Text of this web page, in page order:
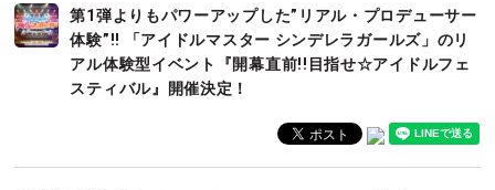
第1弾よりもパワーアップした”リアル・プロデューサー
体験”!! 「アイドルマスター シンデレラガールズ」のリ
アル体験型イベント『開幕直前!!目指せ☆アイドルフェ
スティバル』開催決定！